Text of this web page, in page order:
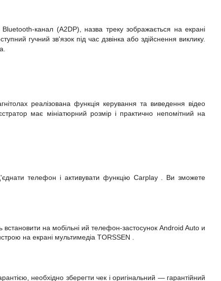
канал (A2DP), назва треку зображається на екрані
гучний зв'язок під час дзвінка або здійснення виклику.
реалізована функція керування та виведення відео
має мініатюрний розмір і практично непомітний на
телефон і активувати функцію Carplay . Ви зможете
встановити на мобільні ий телефон-застосунок Android Auto и
на екрані мультимедіа TORSSEN
необхідно зберегти чек і оригінальний — гарантійний